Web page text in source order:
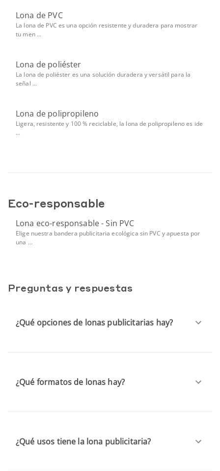
Lona de PVC
La lona de PVC es una opción resistente y duradera para mostrar
tu men ...
Lona de poliéster
La lona de poliéster es una solución duradera y versátil para la
señal ...
Lona de polipropileno
Ligera, resistente y 100 % reciclable, la lona de polipropileno es ide
...
Eco-responsable
Lona eco-responsable - Sin PVC
Elige nuestra bandera publicitaria ecológica sin PVC y apuesta por
una ...
Preguntas y respuestas
¿Qué opciones de lonas publicitarias hay?
¿Qué formatos de lonas hay?
¿Qué usos tiene la lona publicitaria?